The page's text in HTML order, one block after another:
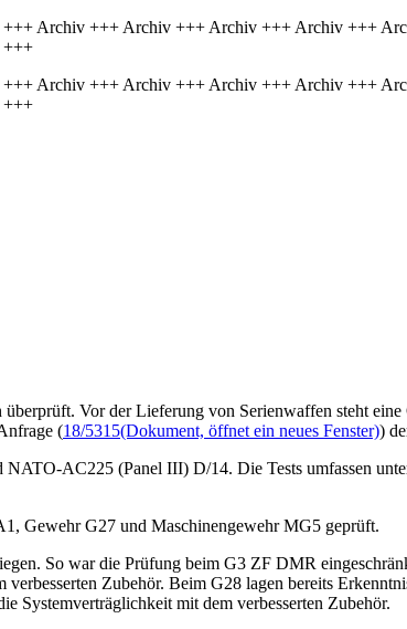
Archiv +++ Archiv +++ Archiv +++ Archiv +++
+++
Archiv +++ Archiv +++ Archiv +++ Archiv +++
+++
Vor der Lieferung von Serienwaffen steht
(18/5315(Dokument, öffnet ein neues Fenster))
AC225 (Panel III) D/14. Die Tests umfassen
Gewehr G27 und Maschinengewehr MG5 geprüft.
So war die Prüfung beim G3 ZF DMR
Zubehör. Beim G28 lagen bereits
Systemverträglichkeit mit dem verbesserten Zubehör.